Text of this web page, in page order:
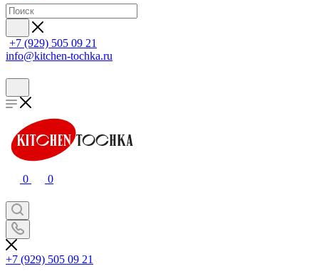
+7 (929) 505 09 21
info@kitchen-tochka.ru
0 0
+7 (929) 505 09 21